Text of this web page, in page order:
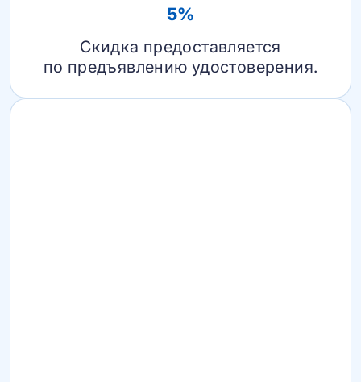
5%
Скидка предоставляется
по предъявлению удостоверения.